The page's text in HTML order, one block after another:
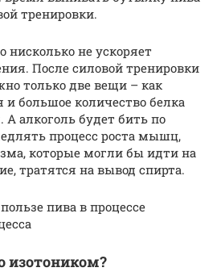
тренировки.
нисколько не ускоряет
После силовой тренировки
только две вещи – как
большое количество белка
А алкоголь будет бить по
процесс роста мышц,
которые могли бы идти на
тратятся на вывод спирта.
пива в процессе
изотоником?